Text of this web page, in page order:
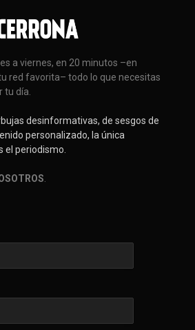
a viernes, en 20 minutos –en
red favorita– todo lo que necesitas
tu día.
desinformativas, de sesgos de
personalizado, la única
el periodismo.